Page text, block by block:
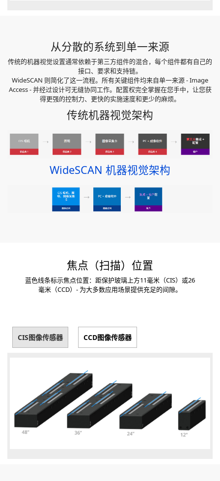
从分散的系统到单一来源
传统的机器视觉设置通常依赖于第三方组件的混合，每个组件都有自己的
接口、要求和支持链。
WideSCAN 则简化了这一流程。所有关键组件均来自单一来源 - Image
Access - 并经过设计可无缝协同工作。配置权完全掌握在您手中，让您获
得更强的控制力、更快的实施速度和更少的麻烦。
传统机器视觉架构
WideSCAN 机器视觉架构
焦点（扫描）位置
蓝色线条标示焦点位置：距保护玻璃上方11毫米（CIS）或26
毫米（CCD）- 为大多数应用场景提供充足的间隙。
CIS图像传感器 CCD图像传感器